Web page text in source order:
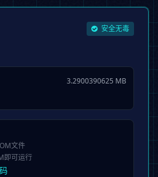
安全无毒
3.2900390625 MB
文件
即可运行